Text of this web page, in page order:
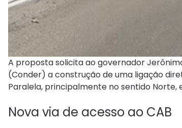
A proposta solicita ao governador
(Conder) a construção de uma ligação
Paralela, principalmente no sentido
Nova via de acesso ao CAB